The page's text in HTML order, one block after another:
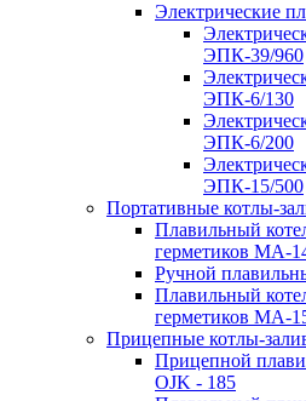
Электрические
ЭПК-39/960
ЭПК-6/130
ЭПК-6/200
ЭПК-15/500
Портативные котлы-
Плавильный
герметиков МА-
Ручной
Плавильный
герметиков МА-
Прицепные котлы-
Прицепной
OJK - 185